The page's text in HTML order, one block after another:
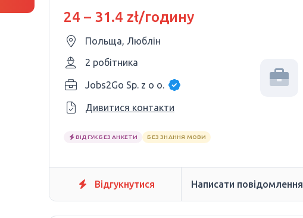
24 – 31.4 zł/годину
Польща, Люблін
2 робітника
Jobs2Go Sp. z o o.
Дивитися контакти
ВІДГУК БЕЗ АНКЕТИ БЕЗ ЗНАННЯ МОВИ
Відгукнутися Написати повідомлення